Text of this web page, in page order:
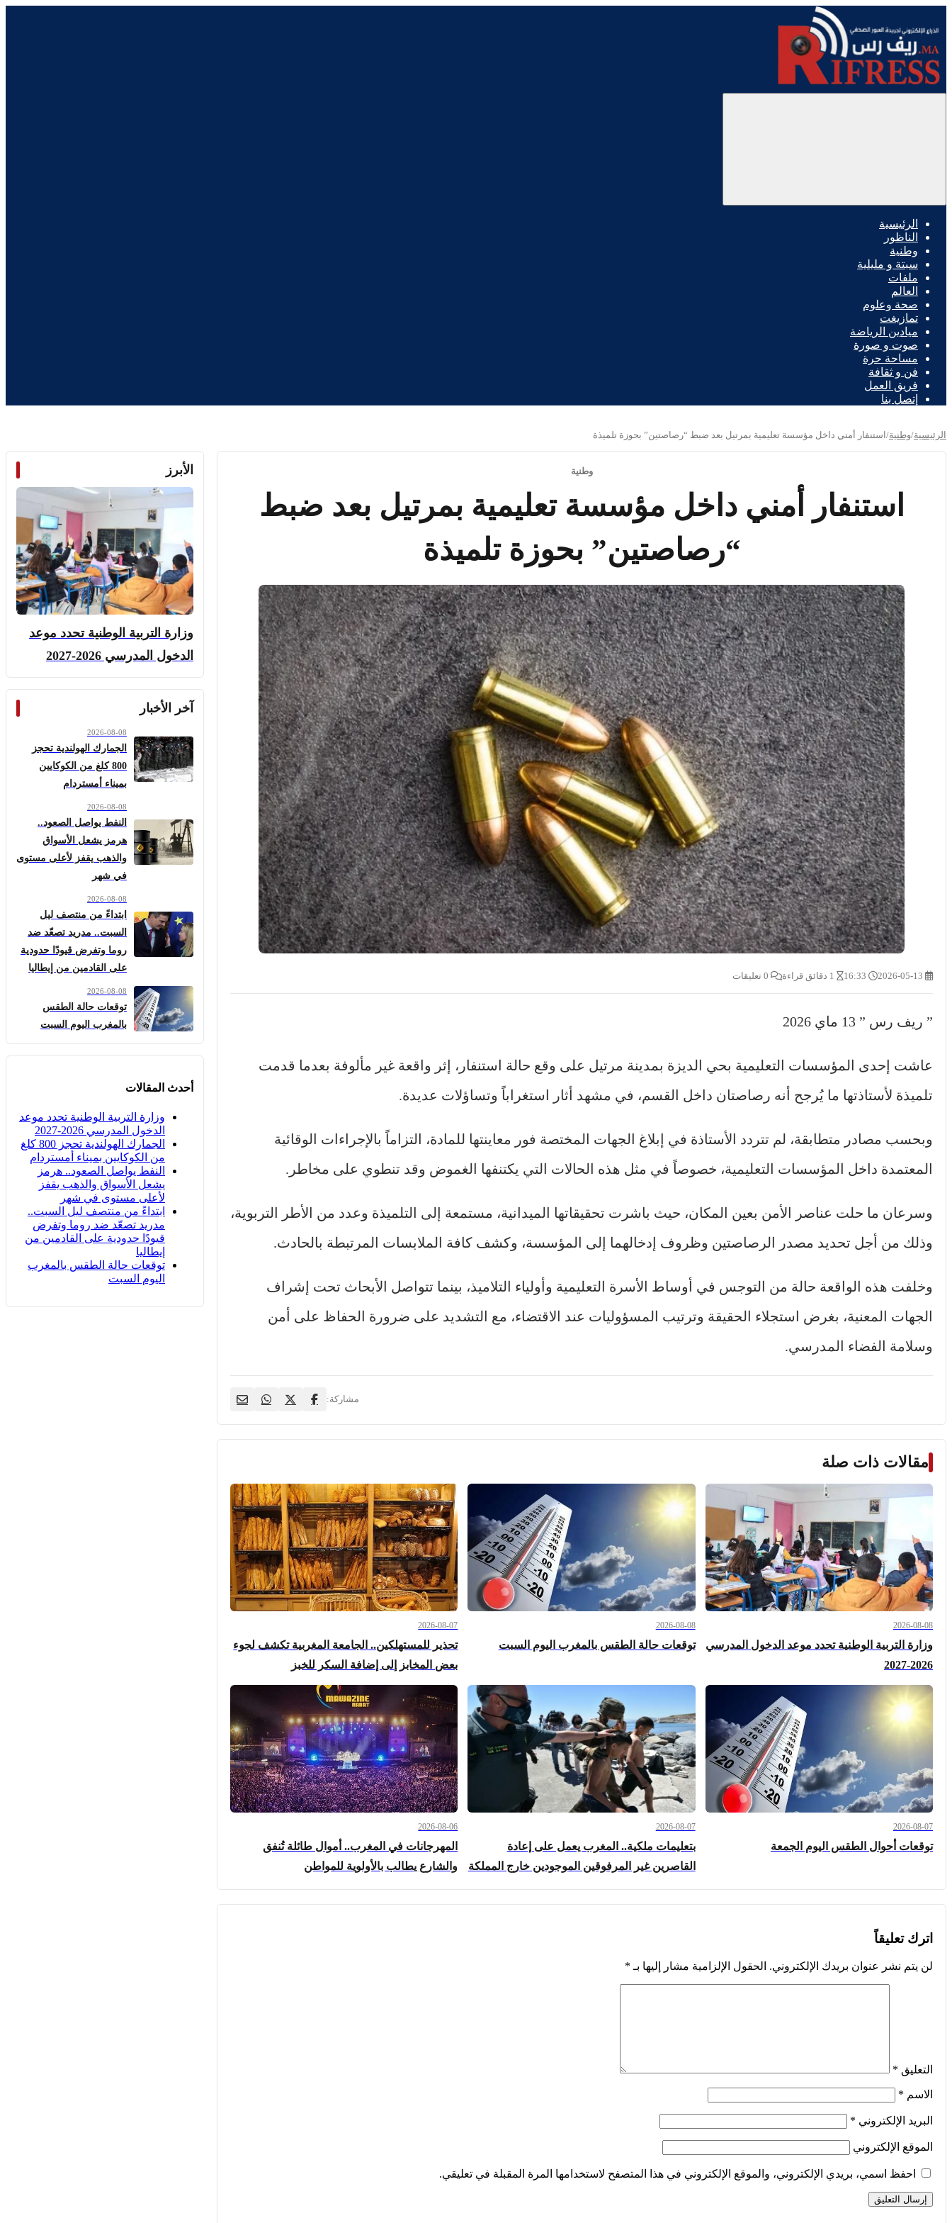
الرئيسية
الناظور
وطنية
سبتة و مليلية
ملفات
العالم
صحة وعلوم
تمازيغت
ميادين الرياضة
صوت و صورة
مساحة حرة
فن و ثقافة
فريق العمل
إتصل بنا
الرئيسية/وطنية/ استنفار أمني داخل مؤسسة تعليمية بمرتيل بعد ضبط “رصاصتين” بحوزة تلميذة
وطنية
استنفار أمني داخل مؤسسة تعليمية بمرتيل بعد ضبط
“رصاصتين” بحوزة تلميذة
” ريف رس ” 13 ماي 2026
عاشت إحدى المؤسسات التعليمية بحي الديزة بمدينة مرتيل على وقع حالة استنفار، إثر واقعة غير مألوفة بعدما قدمت
تلميذة لأستاذتها ما يُرجح أنه رصاصتان داخل القسم، في مشهد أثار استغراباً وتساؤلات عديدة.
وبحسب مصادر متطابقة، لم تتردد الأستاذة في إبلاغ الجهات المختصة فور معاينتها للمادة، التزاماً بالإجراءات الوقائية
المعتمدة داخل المؤسسات التعليمية، خصوصاً في مثل هذه الحالات التي يكتنفها الغموض وقد تنطوي على مخاطر.
وسرعان ما حلت عناصر الأمن بعين المكان، حيث باشرت تحقيقاتها الميدانية، مستمعة إلى التلميذة وعدد من الأطر التربوية،
وذلك من أجل تحديد مصدر الرصاصتين وظروف إدخالهما إلى المؤسسة، وكشف كافة الملابسات المرتبطة بالحادث.
وخلفت هذه الواقعة حالة من التوجس في أوساط الأسرة التعليمية وأولياء التلاميذ، بينما تتواصل الأبحاث تحت إشراف
الجهات المعنية، بغرض استجلاء الحقيقة وترتيب المسؤوليات عند الاقتضاء، مع التشديد على ضرورة الحفاظ على أمن
وسلامة الفضاء المدرسي.
مشاركة:
مقالات ذات صلة
2026-08-08
وزارة التربية الوطنية تحدد موعد الدخول المدرسي
2026-2027
2026-08-08
توقعات حالة الطقس بالمغرب اليوم السبت
2026-08-07
تحذير للمستهلكين.. الجامعة المغربية تكشف لجوء
بعض المخابز إلى إضافة السكر للخبز
2026-08-07
توقعات أحوال الطقس اليوم الجمعة
2026-08-07
بتعليمات ملكية.. المغرب يعمل على إعادة
القاصرين غير المرفوقين الموجودين خارج المملكة
2026-08-06
المهرجانات في المغرب.. أموال طائلة تُنفق
والشارع يطالب بالأولوية للمواطن
اترك تعليقاً
لن يتم نشر عنوان بريدك الإلكتروني. الحقول الإلزامية مشار إليها بـ *
التعليق *
الاسم *
البريد الإلكتروني *
الموقع الإلكتروني
احفظ اسمي، بريدي الإلكتروني، والموقع الإلكتروني في هذا المتصفح لاستخدامها المرة المقبلة في تعليقي.
الأبرز
وزارة التربية الوطنية تحدد موعد
الدخول المدرسي 2026-2027
آخر الأخبار
2026-08-08
الجمارك الهولندية تحجز
800 كلغ من الكوكايين
بميناء أمستردام
2026-08-08
النفط يواصل الصعود..
هرمز يشعل الأسواق
والذهب يقفز لأعلى مستوى
في شهر
2026-08-08
ابتداءً من منتصف ليل
السبت.. مدريد تصعّد ضد
روما وتفرض قيودًا حدودية
على القادمين من إيطاليا
2026-08-08
توقعات حالة الطقس
بالمغرب اليوم السبت
أحدث المقالات
وزارة التربية الوطنية تحدد موعد
الدخول المدرسي 2026-2027
الجمارك الهولندية تحجز 800 كلغ
من الكوكايين بميناء أمستردام
النفط يواصل الصعود.. هرمز
يشعل الأسواق والذهب يقفز
لأعلى مستوى في شهر
ابتداءً من منتصف ليل السبت..
مدريد تصعّد ضد روما وتفرض
قيودًا حدودية على القادمين من
إيطاليا
توقعات حالة الطقس بالمغرب
اليوم السبت